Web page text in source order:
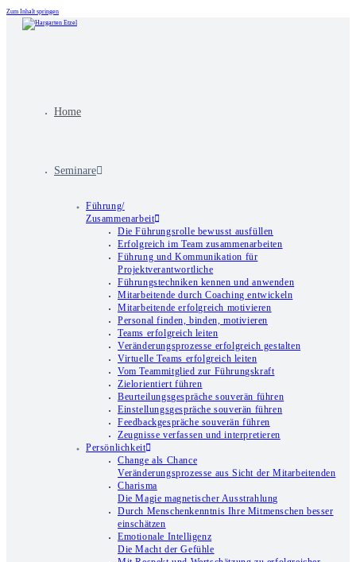
Zum Inhalt springen
Home
Seminare
Führung/
Zusammenarbeit
Die Führungsrolle bewusst ausfüllen
Erfolgreich im Team zusammenarbeiten
Führung und Kommunikation für
Projektverantwortliche
Führungstechniken kennen und anwenden
Mitarbeitende durch Coaching entwickeln
Mitarbeitende erfolgreich motivieren
Personal finden, binden, motivieren
Teams erfolgreich leiten
Veränderungsprozesse erfolgreich gestalten
Virtuelle Teams erfolgreich leiten
Vom Teammitglied zur Führungskraft
Zielorientiert führen
Beurteilungsgespräche souverän führen
Einstellungsgespräche souverän führen
Feedbackgespräche souverän führen
Zeugnisse verfassen und interpretieren
Persönlichkeit
Change als Chance
Veränderungsprozesse aus Sicht der Mitarbeitenden
Charisma
Die Magie magnetischer Ausstrahlung
Durch Menschenkenntnis Ihre Mitmenschen besser
einschätzen
Emotionale Intelligenz
Die Macht der Gefühle